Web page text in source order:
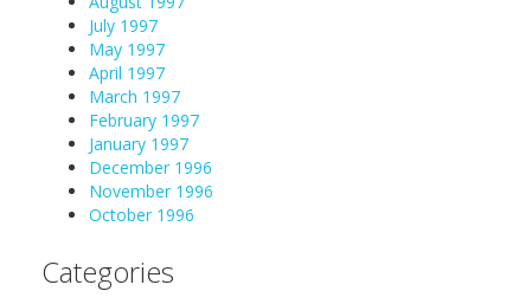
July 1997
May 1997
April 1997
March 1997
February 1997
January 1997
December 1996
November 1996
October 1996
Categories